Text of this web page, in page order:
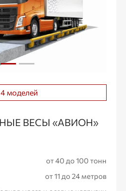
моделей
ВЕСЫ «АВИОН»
от 40 до 100 тонн
от 11 до 24 метров